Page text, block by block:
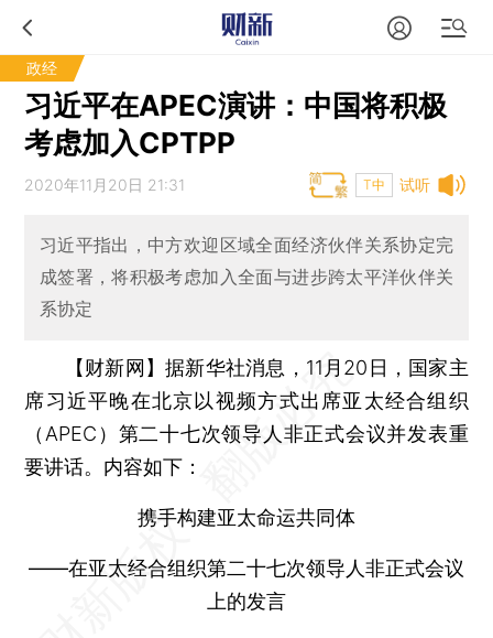
政经
习近平在APEC演讲：中国将积极
考虑加入CPTPP
试听
2020年11月20日 21:31 T中
习近平指出，中方欢迎区域全面经济伙伴关系协定完
成签署，将积极考虑加入全面与进步跨太平洋伙伴关
系协定
【财新网】据新华社消息，11月20日，国家主
席习近平晚在北京以视频方式出席亚太经合组织
（APEC）第二十七次领导人非正式会议并发表重
要讲话。内容如下：
携手构建亚太命运共同体
——在亚太经合组织第二十七次领导人非正式会议
上的发言